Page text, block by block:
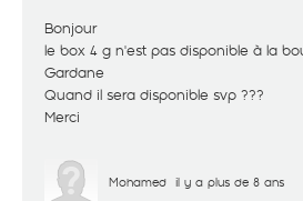
Bonjour
le box 4 g n'est pas disponible à la
Gardane
Quand il sera disponible svp ???
Merci
Mohamed il y a plus de 8 ans